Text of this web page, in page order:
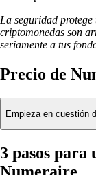
La seguridad
criptomonedas son
seriamente a tus
Precio de
Empieza en cuestión
3 pasos